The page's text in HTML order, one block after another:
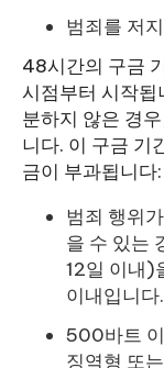
범죄를 저
48시간의 구금
시점부터 시작됩
분하지 않은 경
니다. 이 구금 기
금이 부과됩니다:
범죄 행위
을 수 있는
12일 이내)
이내입니다.
500바트
징역형 또